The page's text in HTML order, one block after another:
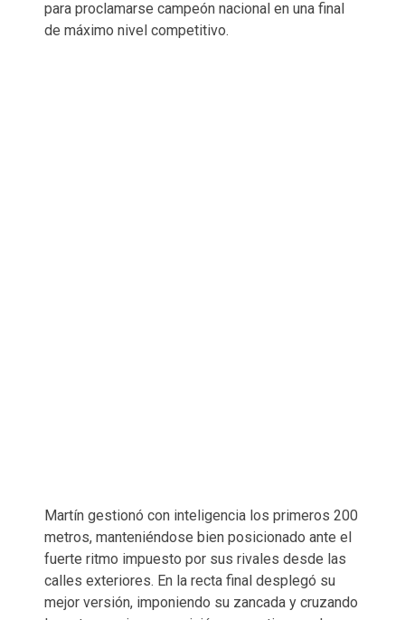
para proclamarse campeón nacional en una final
de máximo nivel competitivo.
Martín gestionó con inteligencia los primeros 200
metros, manteniéndose bien posicionado ante el
fuerte ritmo impuesto por sus rivales desde las
calles exteriores. En la recta final desplegó su
mejor versión, imponiendo su zancada y cruzando